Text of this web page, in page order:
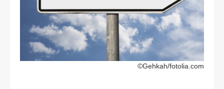
©Gehkah/fotolia.com